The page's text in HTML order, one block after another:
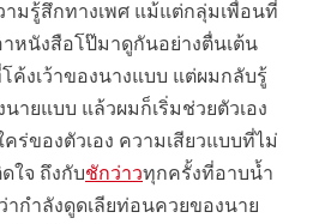
มรู้สึกทางเพศ แม้แต่กลุ่มเพื่อนที่
าหนังสือโป๊มาดูกันอย่างตื่นเต้น
งเว้าของนางแบบ แต่ผมกลับรู้
ายแบบ แล้วผมก็เริ่มช่วยตัวเอง
ร่ของตัวเอง ความเสียวแบบที่ไม่
ใจ ถึงกับชักว่าวทุกครั้งที่อาบน้ำ
ากำลังดูดเลียท่อนควยของนาย